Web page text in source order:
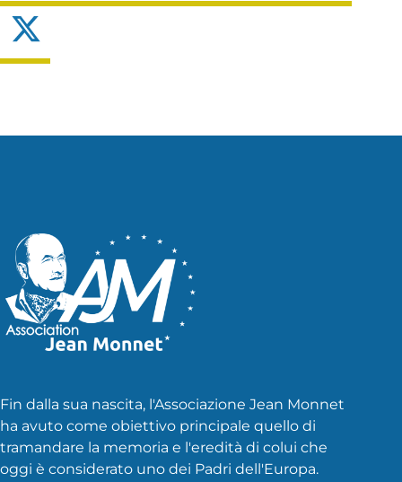
Fin dalla sua nascita, l'Associazione Jean Monnet
ha avuto come obiettivo principale quello di
tramandare la memoria e l'eredità di colui che
oggi è considerato uno dei Padri dell'Europa.